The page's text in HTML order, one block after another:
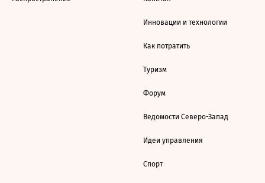
Инновации и технологии
Как потратить
Туризм
Форум
Ведомости Северо-Запад
Идеи управления
Спорт